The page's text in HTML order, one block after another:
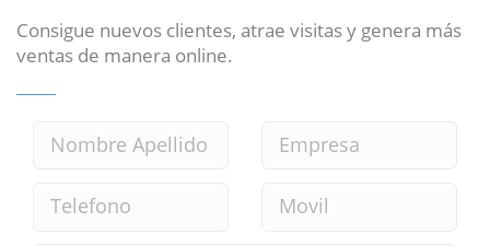
Consigue nuevos clientes, atrae visitas y genera más
ventas de manera online.